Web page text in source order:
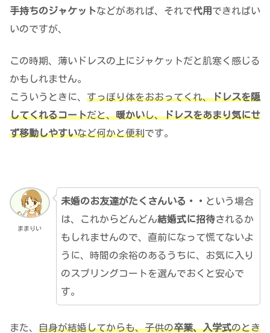
手持ちのジャケットなどがあれば、それで代用 できればい
いのですが、
この時期、薄いドレスの上にジャケットだと肌寒く感じる
かもしれません。
こういうときに、 すっぽり体をおおってくれ、ドレスを隠
してくれるコートだと、暖かいし、ドレスをあまり気にせ
ず移動しやすいなど何かと便利です。
ままりい
未婚のお友達がたくさんいる・・ という場合
は、これからどんどん結婚式に招待されるか
もしれませんので、直前になって慌てないよ
うに、時間の余裕のあるうちに、お気に入り
のスプリングコートを選んでおくと安心で
す。
また、 自身が結婚してからも、子供の卒業、入学式のとき